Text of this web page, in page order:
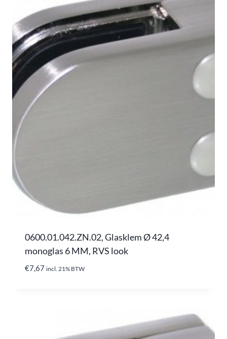
0600.01.042.ZN.02, Glasklem Ø 42,4
monoglas 6 MM, RVS look
€7,67 incl. 21% BTW